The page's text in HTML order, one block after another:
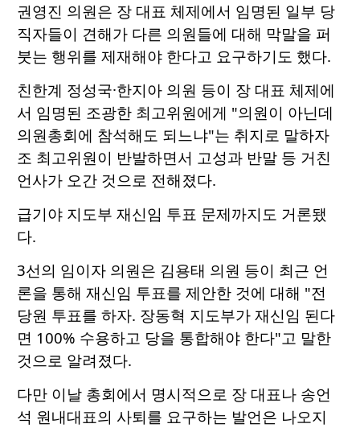
권영진 의원은 장 대표 체제에서 임명된 일부 당
직자들이 견해가 다른 의원들에 대해 막말을 퍼
붓는 행위를 제재해야 한다고 요구하기도 했다.
친한계 정성국·한지아 의원 등이 장 대표 체제에
서 임명된 조광한 최고위원에게 "의원이 아닌데
의원총회에 참석해도 되느냐"는 취지로 말하자
조 최고위원이 반발하면서 고성과 반말 등 거친
언사가 오간 것으로 전해졌다.
급기야 지도부 재신임 투표 문제까지도 거론됐
다.
3선의 임이자 의원은 김용태 의원 등이 최근 언
론을 통해 재신임 투표를 제안한 것에 대해 "전
당원 투표를 하자. 장동혁 지도부가 재신임 된다
면 100% 수용하고 당을 통합해야 한다"고 말한
것으로 알려졌다.
다만 이날 총회에서 명시적으로 장 대표나 송언
석 원내대표의 사퇴를 요구하는 발언은 나오지